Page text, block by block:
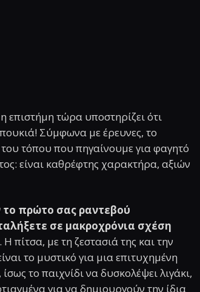
επιστήμη τώρα υποστηρίζει ότι
Σύμφωνα με έρευνες, το
τόπου που πηγαίνουμε για φαγητό
είναι καθρέφτης χαρακτήρα, αξιών
το πρώτο σας ραντεβού
σε μακροχρόνια σχέση
πίτσα, με τη ζεστασιά της και την
το μυστικό για μια επιτυχημένη
το παιχνίδι να δυσκολέψει λιγάκι,
για να δημιουργούν την ίδια